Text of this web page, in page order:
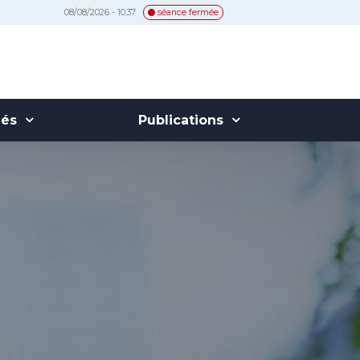
08/08/2026 - 10:37 séance fermée
Publications